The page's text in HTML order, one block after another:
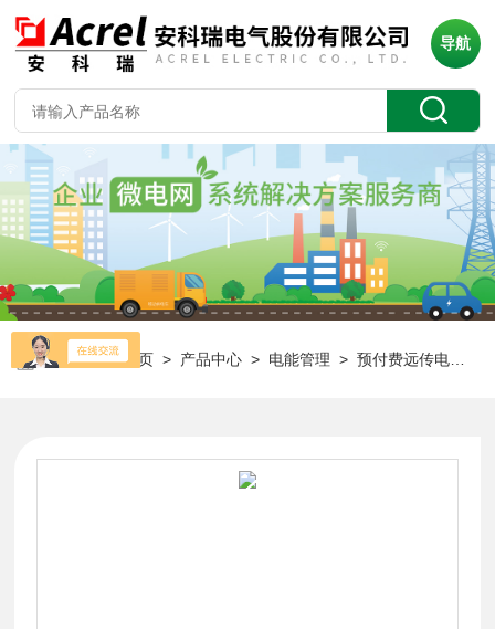
导航
当前位置：首页 > 产品中心 > 电能管理 >预付费远传电能表